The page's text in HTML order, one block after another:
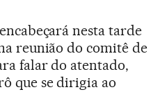
nesta tarde
reunião do comitê de
falar do atentado,
que se dirigia ao